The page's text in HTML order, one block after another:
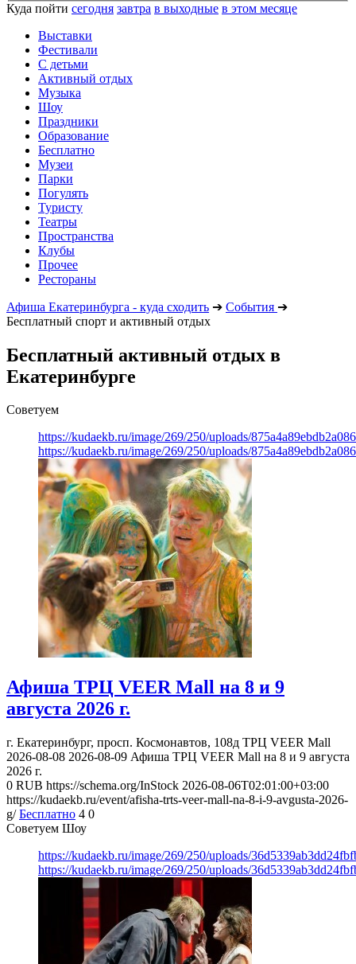
Куда пойти сегодня завтра в выходные в этом месяце
Выставки
Фестивали
С детьми
Активный отдых
Музыка
Шоу
Праздники
Образование
Бесплатно
Музеи
Парки
Погулять
Туристу
Театры
Пространства
Клубы
Прочее
Рестораны
Афиша Екатеринбурга - куда сходить ➔ События ➔
Бесплатный спорт и активный отдых
Бесплатный активный отдых в
Екатеринбурге
Советуем
https://kudaekb.ru/image/269/250/uploads/
https://kudaekb.ru/image/269/250/uploads/
Афиша ТРЦ VEER Mall на 8 и 9
августа 2026 г.
г. Екатеринбург, просп. Космонавтов, 108д ТРЦ VEER Mall
2026-08-08 2026-08-09 Афиша ТРЦ VEER Mall на 8 и 9 августа
2026 г.
0 RUB https://schema.org/InStock 2026-08-06T02:01:00+03:00
https://kudaekb.ru/event/afisha-trts-veer-mall-na-8-i-9-avgusta-2026-
g/ Бесплатно 4 0
Советуем Шоу
https://kudaekb.ru/image/269/250/uploads/
https://kudaekb.ru/image/269/250/uploads/